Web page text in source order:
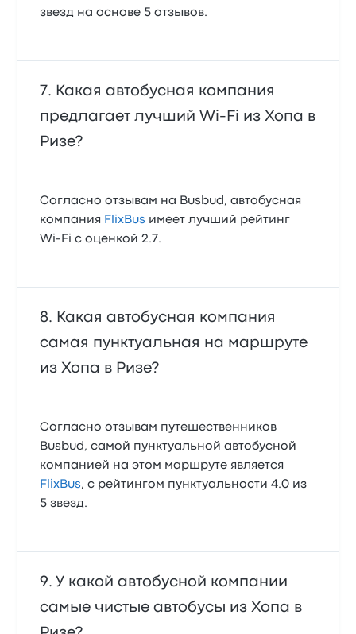
звезд на основе 5 отзывов.
Какая автобусная компания
предлагает лучший Wi‑Fi из Хопа в
Ризе?
Согласно отзывам на Busbud, автобусная
компания FlixBus имеет лучший рейтинг
Wi‑Fi с оценкой 2.7.
Какая автобусная компания
самая пунктуальная на маршруте
из Хопа в Ризе?
Согласно отзывам путешественников
Busbud, самой пунктуальной автобусной
компанией на этом маршруте является
FlixBus, с рейтингом пунктуальности 4.0 из
5 звезд.
У какой автобусной компании
самые чистые автобусы из Хопа в